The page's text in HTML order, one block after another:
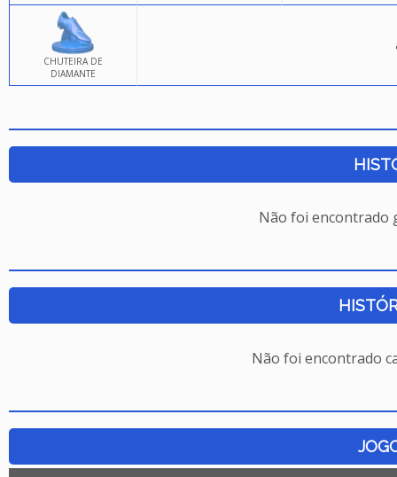
CHUTEIRA DE
DIAMANTE
Não foi encontrado
Não foi encontrado